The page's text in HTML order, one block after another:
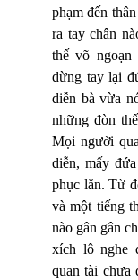
phạm đến
ra tay chân
thế võ ngoạn
dừng tay lại
diễn bà vừa
những đòn
Mọi người
diễn, mấy
phục lăn. Từ
và một tiếng
nào gân gân
xích lô nghe
quan tài chưa